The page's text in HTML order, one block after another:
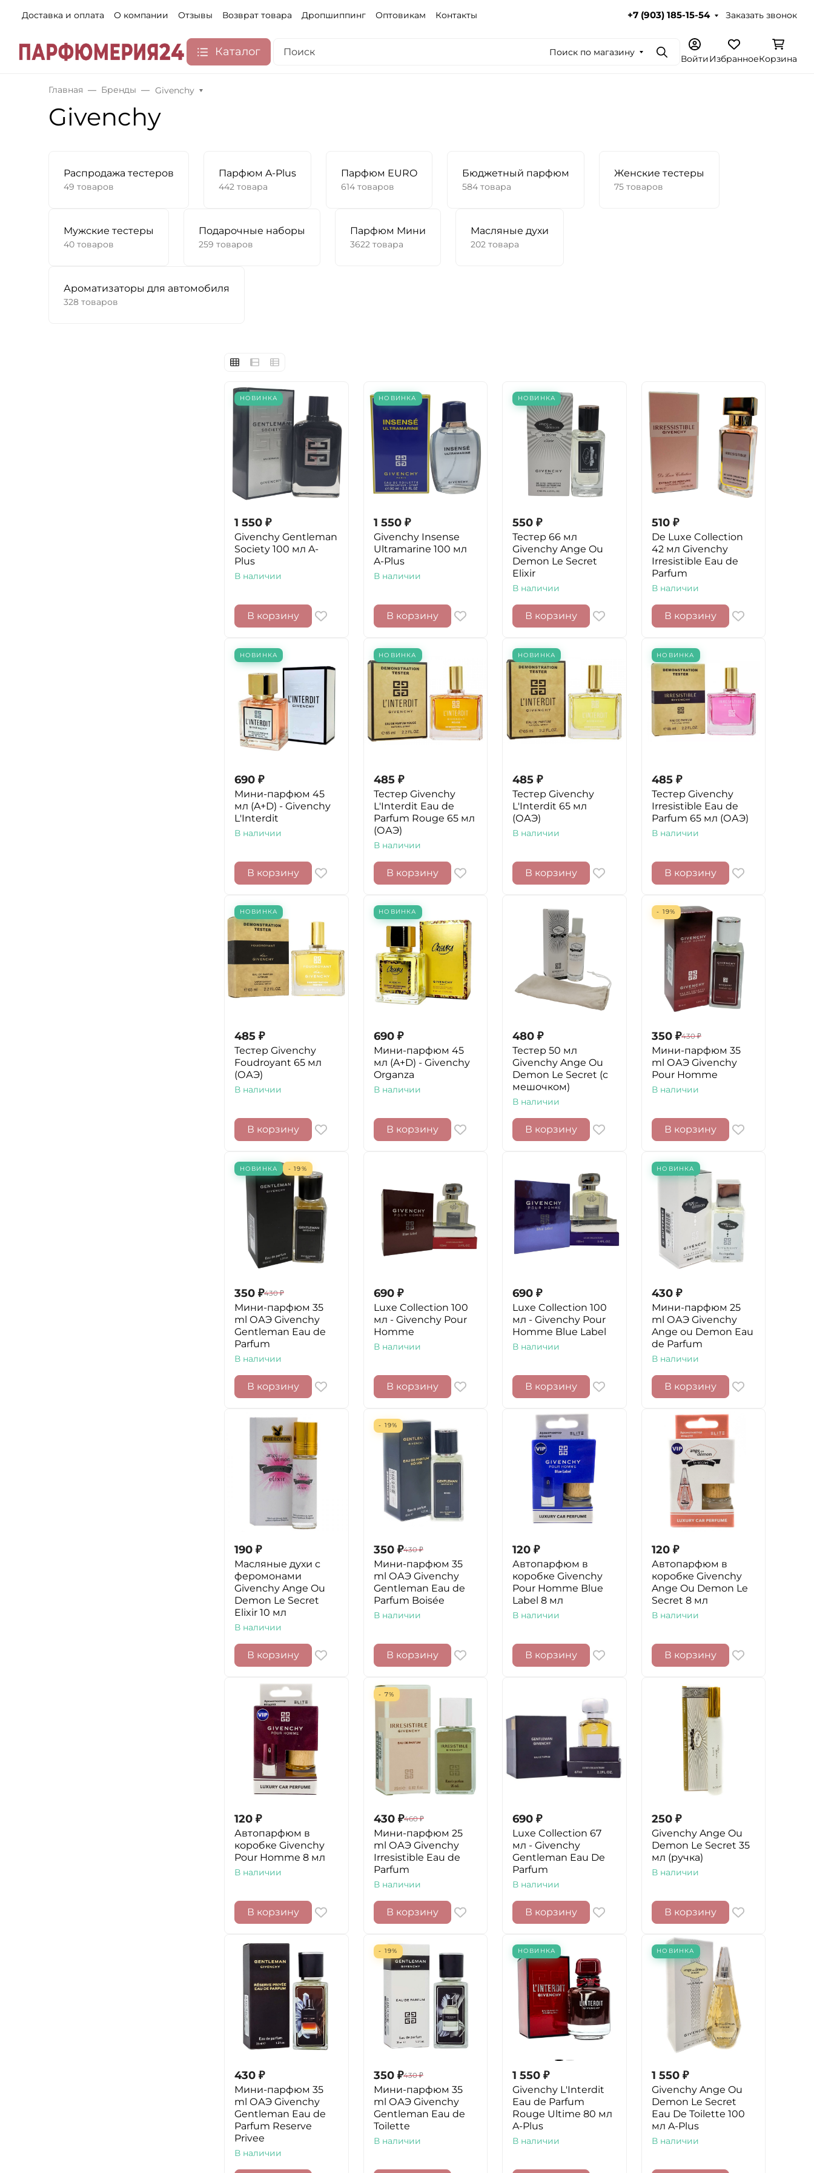
Доставка и оплата О компании Отзывы Возврат товара Дропшиппинг Оптовикам Контакты +7 (903) 185-15-54 Заказать звонок
Каталог Поиск по магазину
ПоискВойтиИзбранноеКорзина
Главная Бренды Givenchy
Givenchy
Распродажа тестеров
49 товаров
Парфюм A-Plus
442 товара
Парфюм EURO
614 товаров
Бюджетный парфюм
584 товара
Женские тестеры
75 товаров
Мужские тестеры
40 товаров
Подарочные наборы
259 товаров
Парфюм Мини
3622 товара
Масляные духи
202 товара
Ароматизаторы для автомобиля
328 товаров
НОВИНКА
1 550 ₽
Givenchy Gentleman
Society 100 мл A-
Plus
В наличии
В корзину
НОВИНКА
1 550 ₽
Givenchy Insense
Ultramarine 100 мл
A-Plus
В наличии
В корзину
НОВИНКА
550 ₽
Тестер 66 мл
Givenchy Ange Ou
Demon Le Secret
Elixir
В наличии
В корзину
510 ₽
De Luxe Collection
42 мл Givenchy
Irresistible Eau de
Parfum
В наличии
В корзину
НОВИНКА
690 ₽
Мини-парфюм 45
мл (A+D) - Givenchy
L'Interdit
В наличии
В корзину
НОВИНКА
485 ₽
Тестер Givenchy
L'Interdit Eau de
Parfum Rouge 65 мл
(ОАЭ)
В наличии
В корзину
НОВИНКА
485 ₽
Тестер Givenchy
L'Interdit 65 мл
(ОАЭ)
В наличии
В корзину
НОВИНКА
485 ₽
Тестер Givenchy
Irresistible Eau de
Parfum 65 мл (ОАЭ)
В наличии
В корзину
НОВИНКА
485 ₽
Тестер Givenchy
Foudroyant 65 мл
(ОАЭ)
В наличии
В корзину
НОВИНКА
690 ₽
Мини-парфюм 45
мл (A+D) - Givenchy
Organza
В наличии
В корзину
480 ₽
Тестер 50 мл
Givenchy Ange Ou
Demon Le Secret (с
мешочком)
В наличии
В корзину
- 19%
350 ₽430 ₽
Мини-парфюм 35
ml ОАЭ Givenchy
Pour Homme
В наличии
В корзину
НОВИНКА - 19%
350 ₽430 ₽
Мини-парфюм 35
ml ОАЭ Givenchy
Gentleman Eau de
Parfum
В наличии
В корзину
690 ₽
Luxe Collection 100
мл - Givenchy Pour
Homme
В наличии
В корзину
690 ₽
Luxe Collection 100
мл - Givenchy Pour
Homme Blue Label
В наличии
В корзину
НОВИНКА
430 ₽
Мини-парфюм 25
ml ОАЭ Givenchy
Ange ou Demon Eau
de Parfum
В наличии
В корзину
190 ₽
Масляные духи с
феромонами
Givenchy Ange Ou
Demon Le Secret
Elixir 10 мл
В наличии
В корзину
- 19%
350 ₽430 ₽
Мини-парфюм 35
ml ОАЭ Givenchy
Gentleman Eau de
Parfum Boisée
В наличии
В корзину
120 ₽
Автопарфюм в
коробке Givenchy
Pour Homme Blue
Label 8 мл
В наличии
В корзину
120 ₽
Автопарфюм в
коробке Givenchy
Ange Ou Demon Le
Secret 8 мл
В наличии
В корзину
120 ₽
Автопарфюм в
коробке Givenchy
Pour Homme 8 мл
В наличии
В корзину
- 7%
430 ₽460 ₽
Мини-парфюм 25
ml ОАЭ Givenchy
Irresistible Eau de
Parfum
В наличии
В корзину
690 ₽
Luxe Collection 67
мл - Givenchy
Gentleman Eau De
Parfum
В наличии
В корзину
250 ₽
Givenchy Ange Ou
Demon Le Secret 35
мл (ручка)
В наличии
В корзину
430 ₽
Мини-парфюм 35
ml ОАЭ Givenchy
Gentleman Eau de
Parfum Reserve
Privee
В наличии
- 19%
350 ₽430 ₽
Мини-парфюм 35
ml ОАЭ Givenchy
Gentleman Eau de
Toilette
В наличии
НОВИНКА
1 550 ₽
Givenchy L'Interdit
Eau de Parfum
Rouge Ultime 80 мл
A-Plus
В наличии
НОВИНКА
1 550 ₽
Givenchy Ange Ou
Demon Le Secret
Eau De Toilette 100
мл A-Plus
В наличии